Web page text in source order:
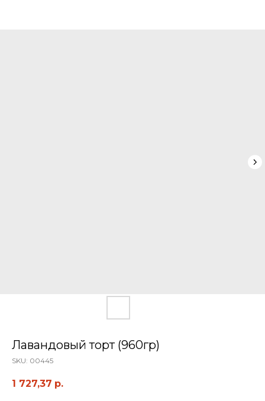
Лавандовый торт (960гр)
SKU: 00445
1 727,37 р.